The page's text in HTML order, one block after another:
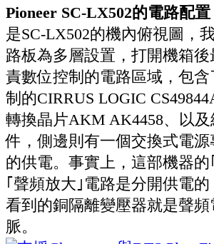
Pioneer SC-LX502的電路配置
是SC-LX502的機內俯視圖，
路板為多層設置，打開機箱後
責數位控制的電路區域，包
制的CIRRUS LOGIC
轉換晶片AKM AK4458、以
件，側邊則有一個交換式電
的供電。事實上，這部機器的
｢聲頻放大｣電路是分開供電
看到的銅隔離變壓器就是聲
脈。